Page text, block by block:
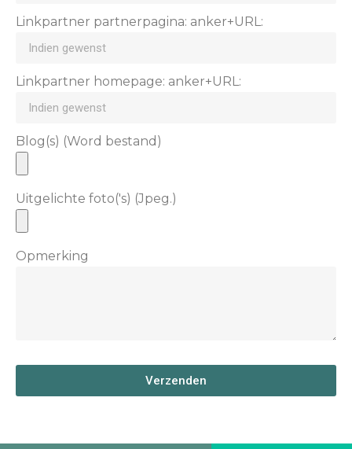
Linkpartner partnerpagina: anker+URL:
Linkpartner homepage: anker+URL:
Blog(s) (Word bestand)
Uitgelichte foto('s) (Jpeg.)
Opmerking
Verzenden